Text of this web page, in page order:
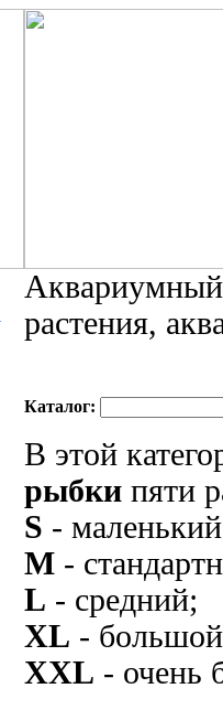
растения,
Каталог:
В этой
рыбки пяти
S -
M -
L - средний;
XL -
XXL - очень